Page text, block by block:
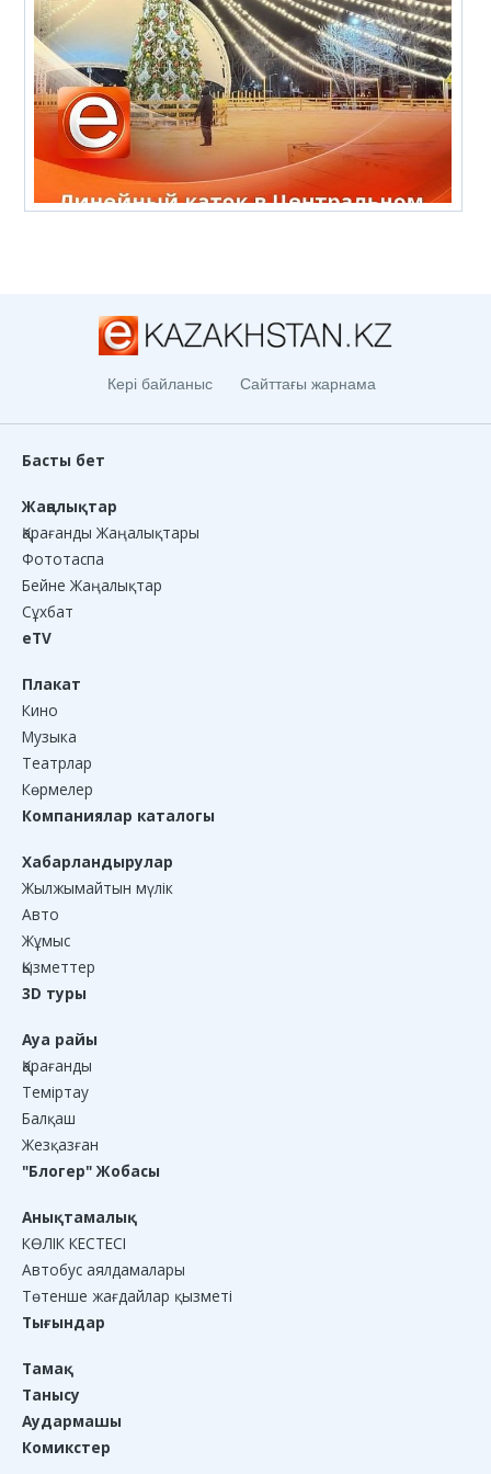
Кері байланыс Сайттағы жарнама
Басты бет
Жаңалықтар
Қарағанды Жаңалықтары
Фототаспа
Бейне Жаңалықтар
Сұхбат
eTV
Плакат
Кино
Музыка
Театрлар
Көрмелер
Компаниялар каталогы
Хабарландырулар
Жылжымайтын мүлік
Авто
Жұмыс
Қызметтер
3D туры
Ауа райы
Қарағанды
Теміртау
Балқаш
Жезқазған
"Блогер" Жобасы
Анықтамалық
КӨЛІК КЕСТЕСІ
Автобус аялдамалары
Төтенше жағдайлар қызметі
Тығындар
Тамақ
Танысу
Аудармашы
Комикстер